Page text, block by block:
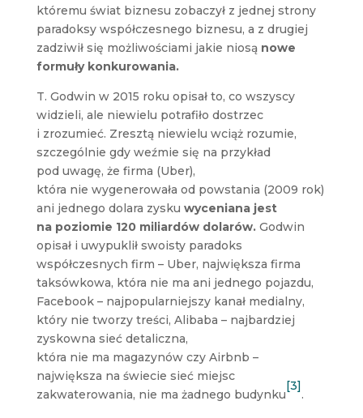
któremu świat biznesu zobaczył z jednej strony
paradoksy współczesnego biznesu, a z drugiej
zadziwił się możliwościami jakie niosą nowe
formuły konkurowania.
T. Godwin w 2015 roku opisał to, co wszyscy
widzieli, ale niewielu potrafiło dostrzec
i zrozumieć. Zresztą niewielu wciąż rozumie,
szczególnie gdy weźmie się na przykład
pod uwagę, że firma (Uber),
która nie wygenerowała od powstania (2009 rok)
ani jednego dolara zysku wyceniana jest
na poziomie 120 miliardów dolarów.Godwin
opisał i uwypuklił swoisty paradoks
współczesnych firm – Uber, największa firma
taksówkowa, która nie ma ani jednego pojazdu,
Facebook – najpopularniejszy kanał medialny,
który nie tworzy treści, Alibaba – najbardziej
zyskowna sieć detaliczna,
która nie ma magazynów czy Airbnb –
największa na świecie sieć miejsc
zakwaterowania, nie ma żadnego budynku
[3]
.